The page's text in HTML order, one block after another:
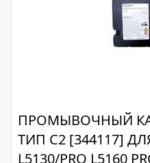
ПРОМЫВОЧНЫЙ
ТИП C2 [344117]
L5130/PRO L5160